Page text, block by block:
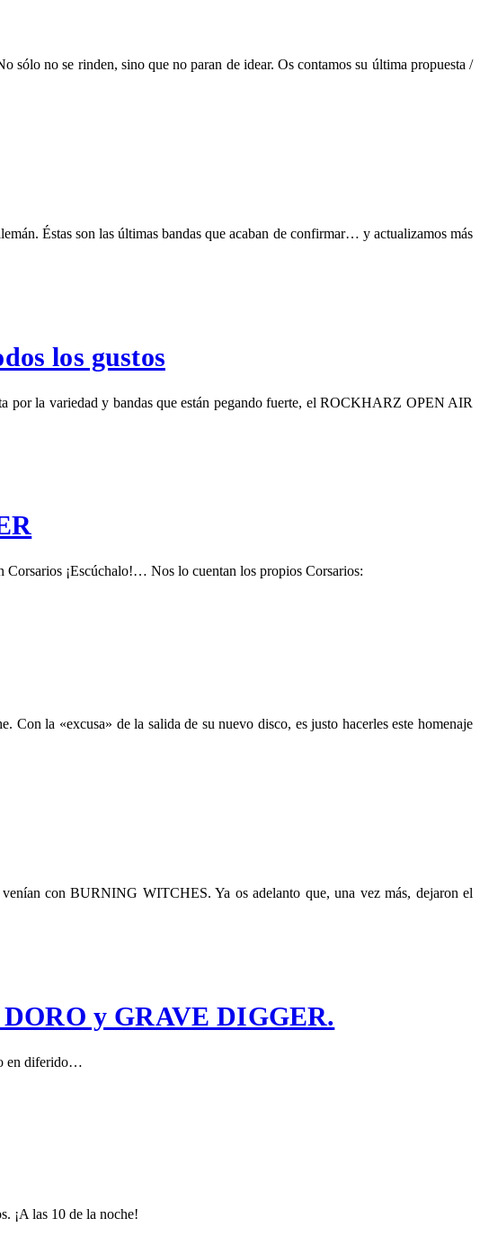
sólo no se rinden, sino que no paran de idear. Os contamos su última propuesta /
Éstas son las últimas bandas que acaban de confirmar… y actualizamos más
los gustos
por la variedad y bandas que están pegando fuerte, el ROCKHARZ OPEN AIR
¡Escúchalo!… Nos lo cuentan los propios Corsarios:
Con la «excusa» de la salida de su nuevo disco, es justo hacerles este homenaje
con BURNING WITCHES. Ya os adelanto que, una vez más, dejaron el
DORO y GRAVE DIGGER.
en diferido…
¡A las 10 de la noche!